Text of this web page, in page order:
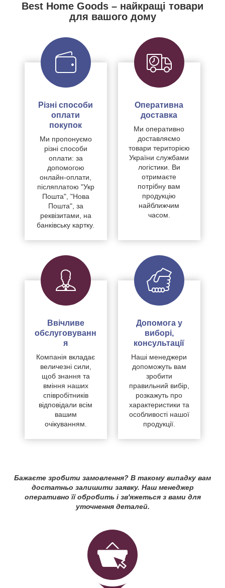
Best Home Goods – найкращі товари
для вашого дому
Різні способи
оплати
покупок
Ми пропонуємо
різні способи
оплати: за
допомогою
онлайн-оплати,
післяплатою "Укр
Пошта", "Нова
Пошта", за
реквізитами, на
банківську картку.
Оперативна
доставка
Ми оперативно
доставляємо
товари територією
України службами
логістики. Ви
отримаєте
потрібну вам
продукцію
найближчим
часом.
Ввічливе
обслуговуванн
я
Компанія вкладає
величезні сили,
щоб знання та
вміння наших
співробітників
відповідали всім
вашим
очікуванням.
Допомога у
виборі,
консультації
Наші менеджери
допоможуть вам
зробити
правильний вибір,
розкажуть про
характеристики та
особливості нашої
продукції.
Бажаєте зробити замовлення? В такому випадку вам
достатньо залишити заявку. Наш менеджер
оперативно її обробить і зв'яжеться з вами для
уточнення деталей.